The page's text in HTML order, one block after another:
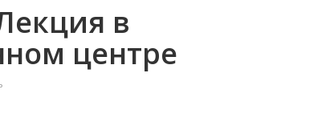
в
центре